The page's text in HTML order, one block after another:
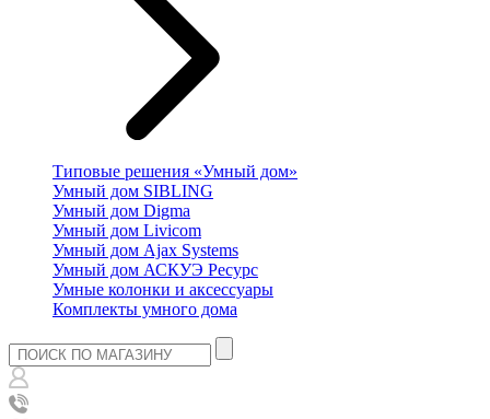
Типовые решения «Умный дом»
Умный дом SIBLING
Умный дом Digma
Умный дом Livicom
Умный дом Ajax Systems
Умный дом АСКУЭ Ресурс
Умные колонки и аксессуары
Комплекты умного дома